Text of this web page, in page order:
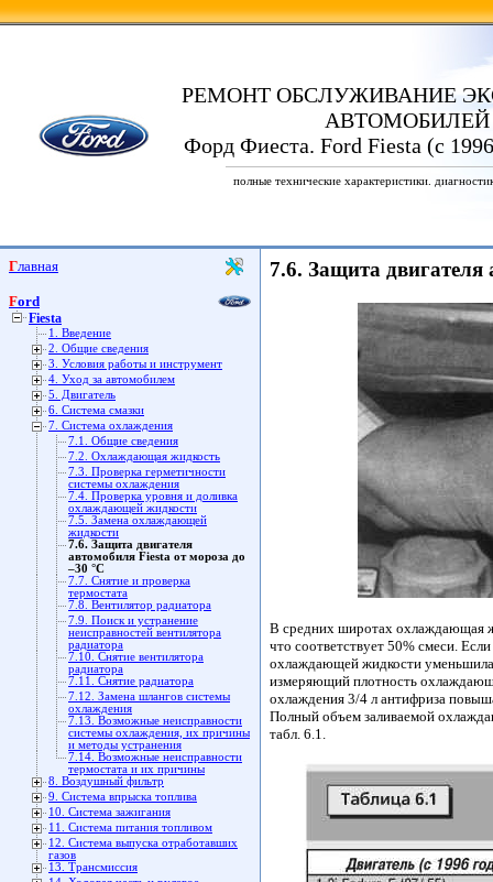
РЕМОНТ ОБСЛУЖИВАНИЕ
АВТОМОБИЛЕЙ
Форд Фиеста. Ford Fiesta (с
полные технические характеристики.
Главная
Ford
Fiesta
1. Введение
2. Общие сведения
3. Условия работы и инструмент
4. Уход за автомобилем
5. Двигатель
6. Система смазки
7. Система охлаждения
7.1. Общие сведения
7.2. Охлаждающая жидкость
7.3. Проверка герметичности
системы охлаждения
7.4. Проверка уровня и доливка
охлаждающей жидкости
7.5. Замена охлаждающей
жидкости
7.6. Защита двигателя
автомобиля Fiesta от мороза до
–30 °С
7.7. Снятие и проверка
термостата
7.8. Вентилятор радиатора
7.9. Поиск и устранение
неисправностей вентилятора
радиатора
7.10. Снятие вентилятора
радиатора
7.11. Снятие радиатора
7.12. Замена шлангов системы
охлаждения
7.13. Возможные неисправности
системы охлаждения, их причины
и методы устранения
7.14. Возможные неисправности
термостата и их причины
8. Воздушный фильтр
9. Система впрыска топлива
10. Система зажигания
11. Система питания топливом
12. Система выпуска отработавших
газов
13. Трансмиссия
7.6. Защита двигателя
В средних широтах охлаждающая
что соответствует 50% смеси.
охлаждающей жидкости
измеряющий плотность
охлаждения 3/4 л антифриза
Полный объем заливаемой
табл. 6.1.